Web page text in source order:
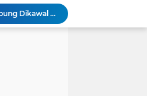
Dugaan Ancaman terhadap Keluarga Pengurus PWI Lampung Dikawal Legislator dan Jurnalis
Satlantas Polres Aceh Timur Gencarkan Edukasi Keselamatan Berlalu Lintas di Simpang Empat Traffic Light Kota Idi
Edarkan Ekstasi dan Sabu, Warga Bawang Latak Diamankan Polisi di Lambu Kibang